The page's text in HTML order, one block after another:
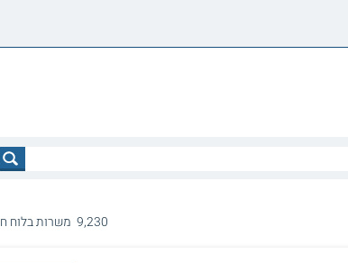
9,230 משרות בלוח חיפוש עבודה, דרושים.